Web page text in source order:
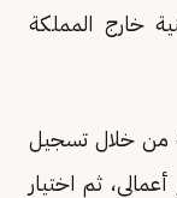
خارج المملكة
من خلال تسجيل
ثم اختيار